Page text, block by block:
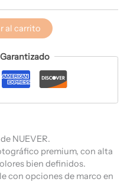
al carrito
NUEVER.
premium, con alta
bien definidos.
con opciones de marco en